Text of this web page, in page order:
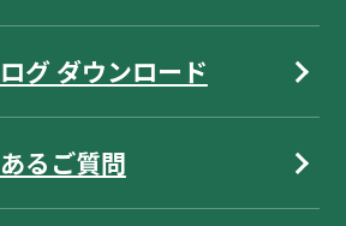
グ ダウンロード
るご質問